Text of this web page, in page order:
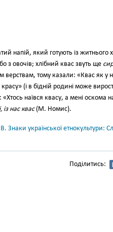
напій, який готують із
з овочів; хлібний квас звуть ще
верствам, тому казали: «Квас як у
красу» (і в бідній родині може
наївся квасу, а мені оскома
нас квас(М. Номис).
Знаки української етнокультури:
Поділитись: